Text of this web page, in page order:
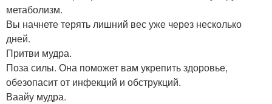
метаболизм.
Вы начнете терять лишний вес уже через несколько
дней.
Притви мудра.
Поза силы. Она поможет вам укрепить здоровье,
обезопасит от инфекций и обструкций.
Ваайу мудра.